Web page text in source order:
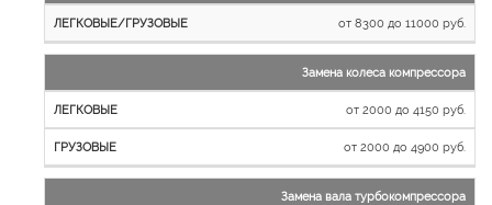
от 8300 до 11000 руб.
Замена колеса компрессора
от 2000 до 4150 руб.
от 2000 до 4900 руб.
Замена вала турбокомпрессора